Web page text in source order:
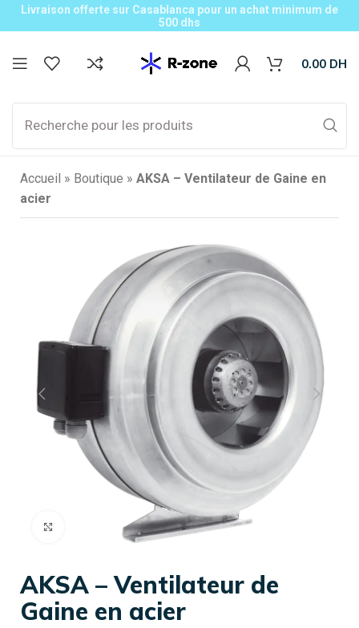
Livraison offerte sur Casablanca pour un achat minimum de
500 dhs
0.00 DH
Accueil » Boutique » AKSA – Ventilateur de Gaine en
acier
Cliquez pour agrandir
AKSA – Ventilateur de
Gaine en acier